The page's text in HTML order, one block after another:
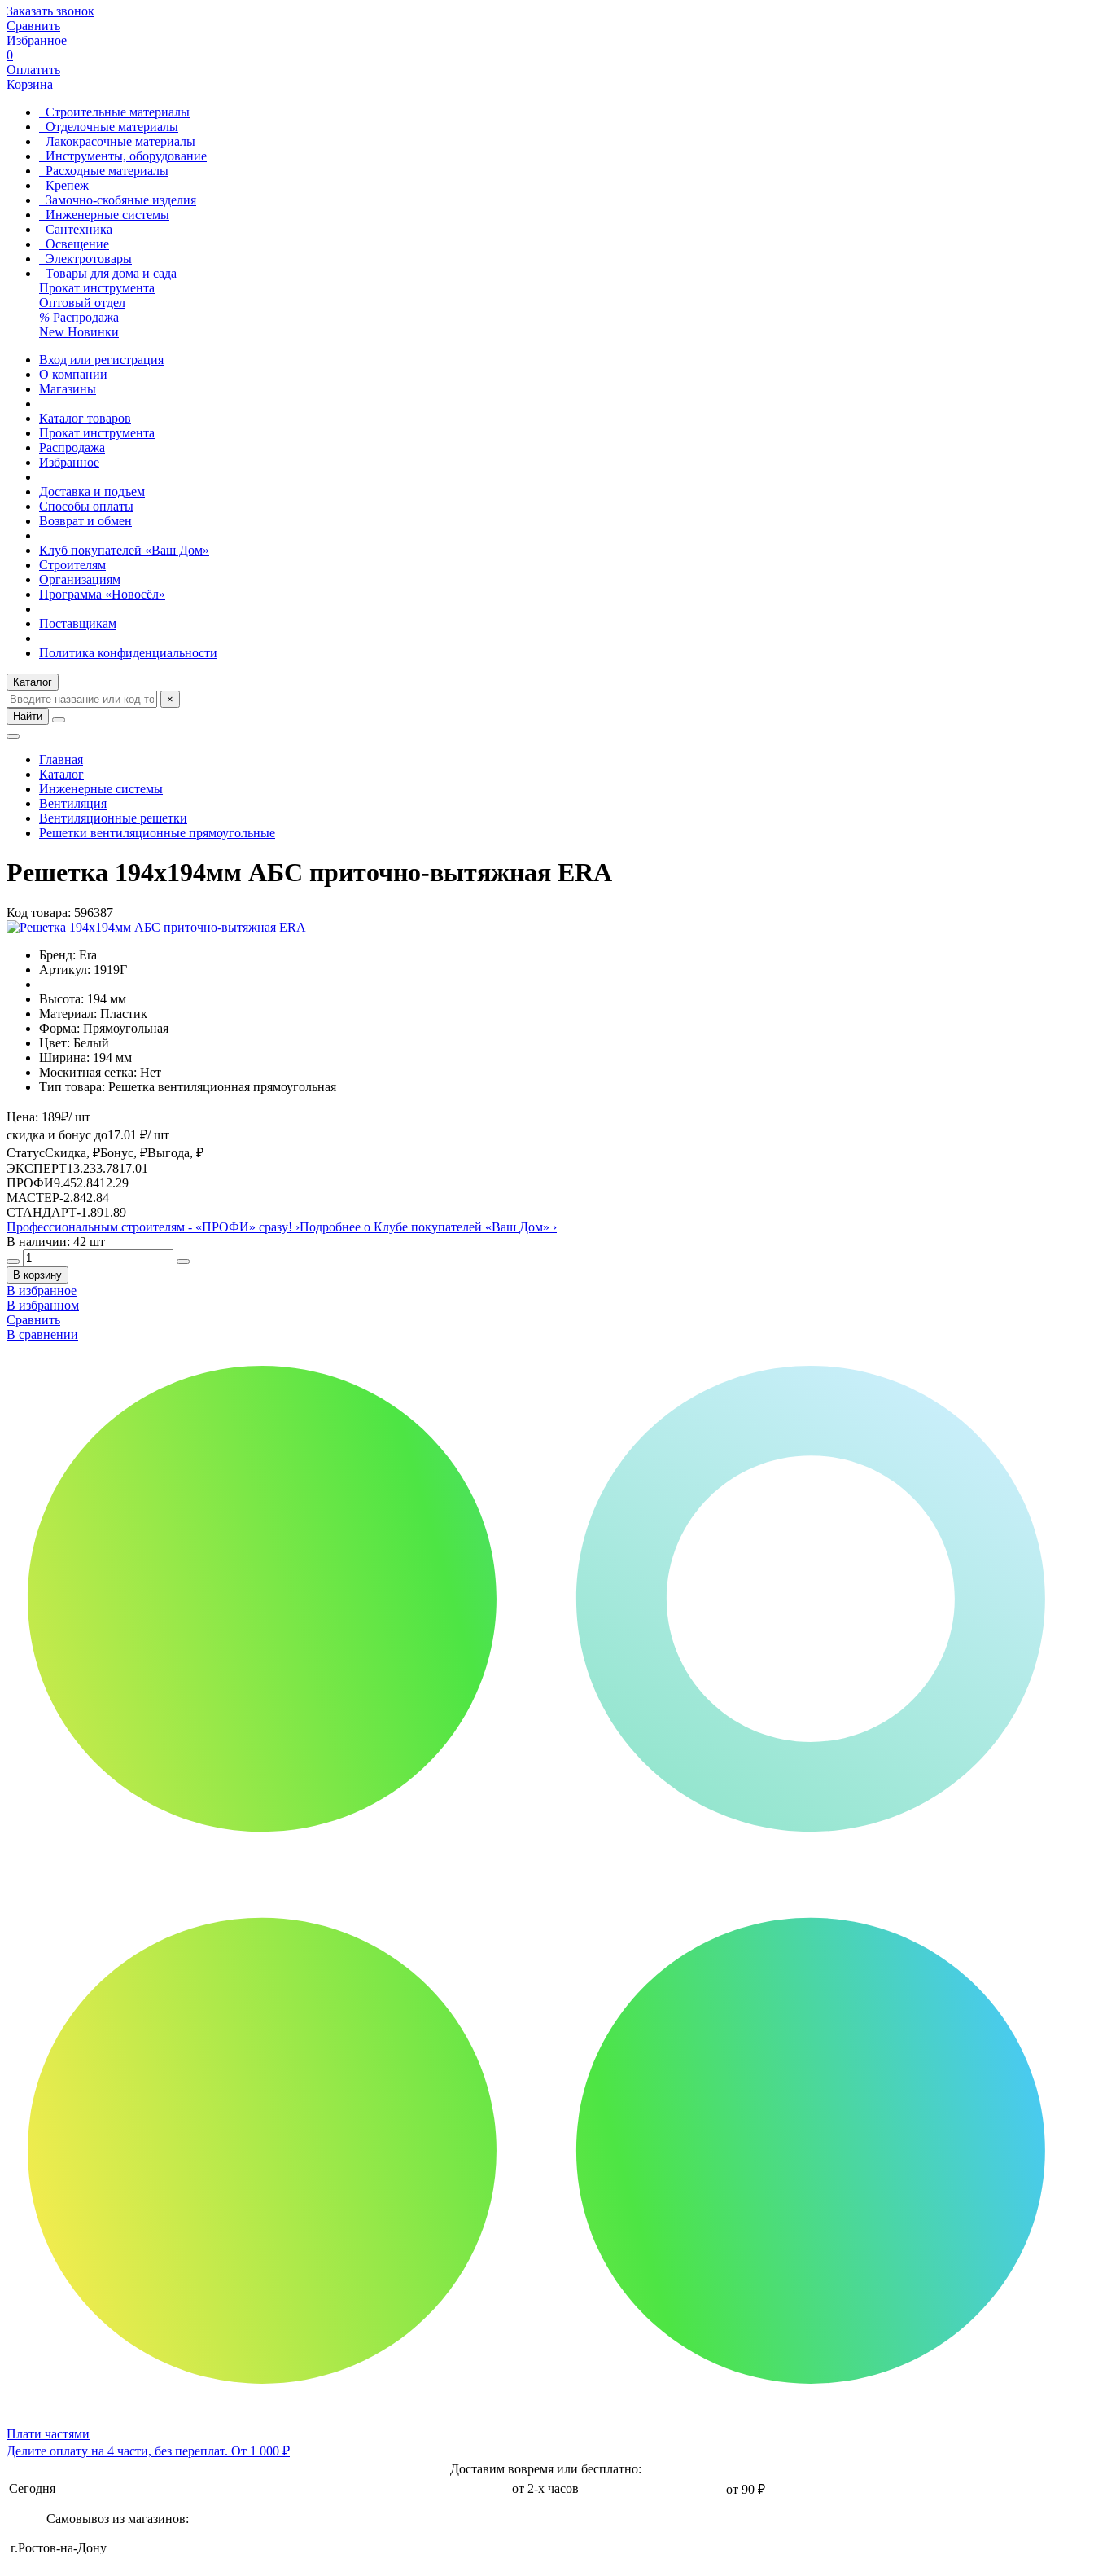
Заказать звонок
Сравнить
Избранное
0
Оплатить
Корзина
Строительные материалы
Отделочные материалы
Лакокрасочные материалы
Инструменты, оборудование
Расходные материалы
Крепеж
Замочно-скобяные изделия
Инженерные системы
Сантехника
Освещение
Электротовары
Товары для дома и сада
Прокат инструмента
Оптовый отдел
% Распродажа
New Новинки
Вход или регистрация
О компании
Магазины
Каталог товаров
Прокат инструмента
Распродажа
Избранное
Доставка и подъем
Способы оплаты
Возврат и обмен
Клуб покупателей «Ваш Дом»
Строителям
Организациям
Программа «Новосёл»
Поставщикам
Политика конфиденциальности
Каталог
×
Найти
Главная
Каталог
Инженерные системы
Вентиляция
Вентиляционные решетки
Решетки вентиляционные прямоугольные
Решетка 194х194мм АБС приточно-вытяжная ERA
Код товара: 596387
Бренд: Era
Артикул: 1919Г
Высота: 194 мм
Материал: Пластик
Форма: Прямоугольная
Цвет: Белый
Ширина: 194 мм
Москитная сетка: Нет
Тип товара: Решетка вентиляционная прямоугольная
Цена: 189₽/ шт
скидка и бонус до17.01 ₽/ шт
СтатусСкидка, ₽Бонус, ₽Выгода, ₽
ЭКСПЕРТ13.233.7817.01
ПРОФИ9.452.8412.29
МАСТЕР-2.842.84
СТАНДАРТ-1.891.89
Профессиональным строителям - «ПРОФИ» сразу! ›Подробнее о Клубе покупателей «Ваш Дом» ›
В наличии: 42 шт
В корзину
В избранное
В избранном
Сравнить
В сравнении
Плати частями
Делите оплату на 4 части, без переплат. От 1 000 ₽
Доставим вовремя или бесплатно:
Сегодня
от 2-х часов от 90 ₽
Самовывоз из магазинов:
г.Ростов-на-Дону